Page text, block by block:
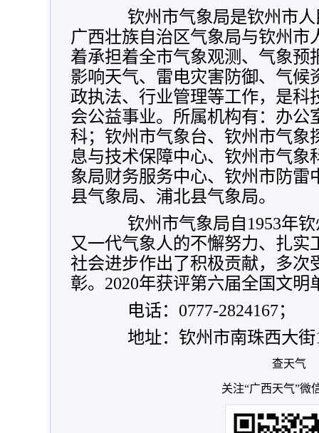
钦州市气象局是钦州市人
广西壮族自治区气象局与钦州市
着承担着全市气象观测、气象预
影响天气、雷电灾害防御、气候
政执法、行业管理等工作，是科
会公益事业。所属机构有：办公
科；钦州市气象台、钦州市气象
息与技术保障中心、钦州市气象
象局财务服务中心、钦州市防雷
县气象局、浦北县气象局。
钦州市气象局自1953年钦
又一代气象人的不懈努力、扎实
社会进步作出了积极贡献，多次
彰。2020年获评第六届全国文明
电话：0777-2824167；
地址：钦州市南珠西大街
查天气
关注“广西天气”微